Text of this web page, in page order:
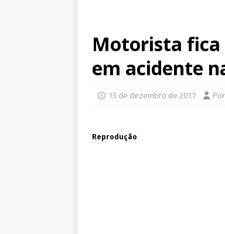
Motorista fica
em acidente
13 de dezembro de 2017
Reprodução